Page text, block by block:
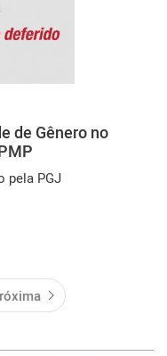
de Gênero no
pela PGJ